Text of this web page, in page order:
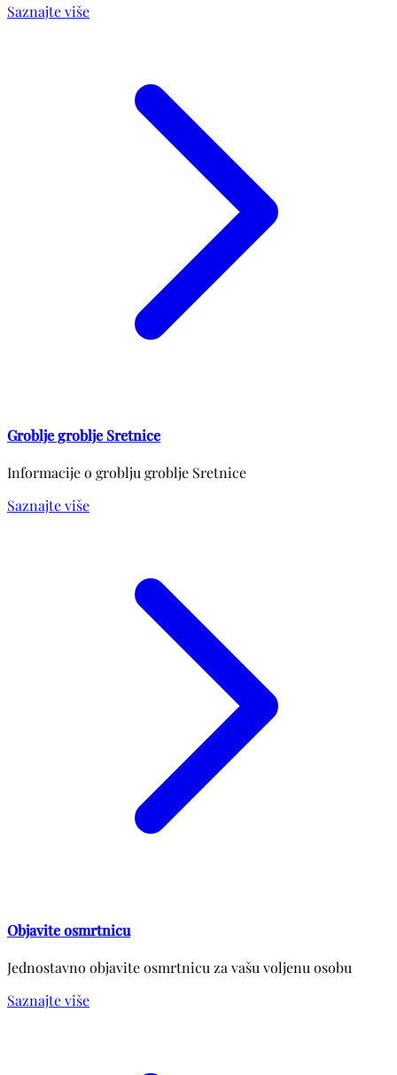
Saznajte više
Groblje groblje Sretnice
Informacije o groblju groblje Sretnice
Saznajte više
Objavite osmrtnicu
Jednostavno objavite osmrtnicu za vašu voljenu osobu
Saznajte više